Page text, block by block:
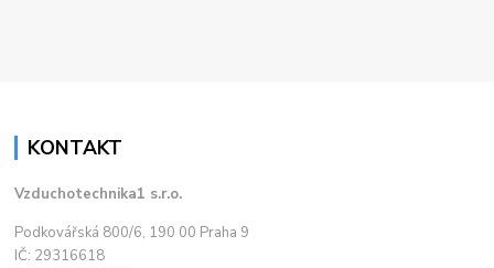
KONTAKT
Vzduchotechnika1 s.r.o.
Podkovářská 800/6, 190 00 Praha 9
IČ: 29316618